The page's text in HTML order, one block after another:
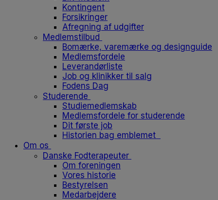
Kontingent
Forsikringer
Afregning af udgifter
Medlemstilbud
Bomærke, varemærke og designguide
Medlemsfordele
Leverandørliste
Job og klinikker til salg
Fodens Dag
Studerende
Studiemedlemskab
Medlemsfordele for studerende
Dit første job
Historien bag emblemet
Om os
Danske Fodterapeuter
Om foreningen
Vores historie
Bestyrelsen
Medarbejdere